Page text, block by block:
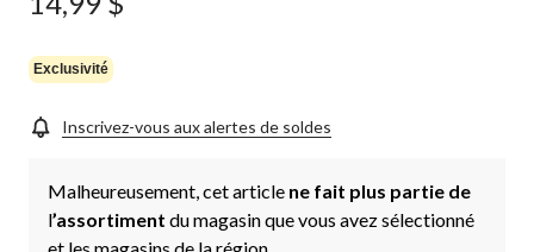
Exclusivité
Inscrivez-vous aux alertes de soldes
Malheureusement, cet article ne fait plus partie de
l’assortiment du magasin que vous avez sélectionné
et les magasins de la région.